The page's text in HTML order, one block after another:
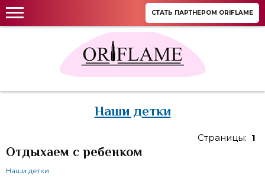
СТАТЬ ПАРТНЕРОМ ORIFLAME
Наши детки
Страницы: 1
Отдыхаем с ребенком
Наши детки